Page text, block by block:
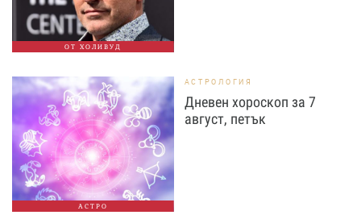
ОТ ХОЛИВУД
АСТРО
АСТРОЛОГИЯ
Дневен хороскоп за 7
август, петък